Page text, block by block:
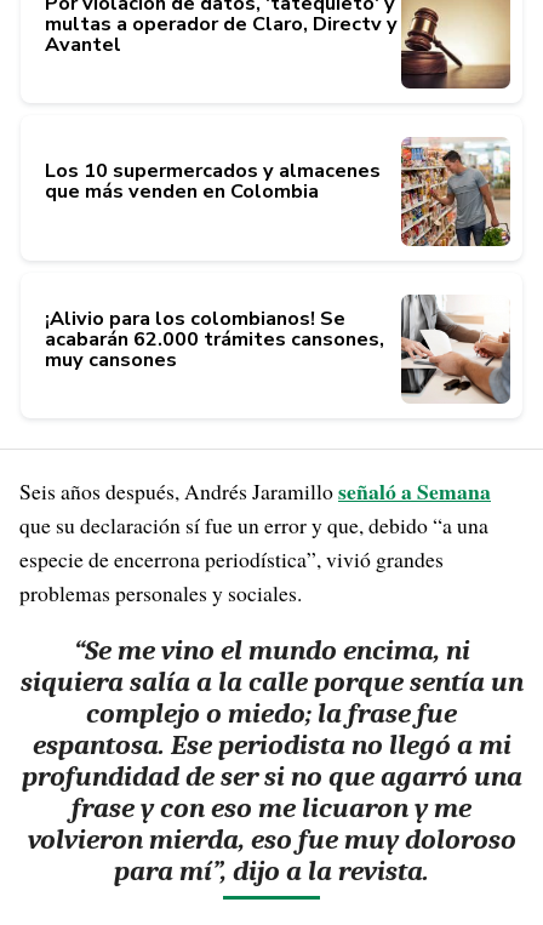
multas a operador de Claro, Directv y
Avantel
Los 10 supermercados y almacenes
que más venden en Colombia
¡Alivio para los colombianos! Se
acabarán 62.000 trámites cansones,
muy cansones
Seis años después, Andrés Jaramilloseñaló a Semana
que su declaración sí fue un error y que, debido “a una
especie de encerrona periodística”, vivió grandes
problemas personales y sociales.
“Se me vino el mundo encima, ni
siquiera salía a la calle porque sentía un
complejo o miedo; la frase fue
espantosa. Ese periodista no llegó a mi
profundidad de ser si no que agarró una
frase y con eso me licuaron y me
volvieron mierda, eso fue muy doloroso
para mí”, dijo a la revista.